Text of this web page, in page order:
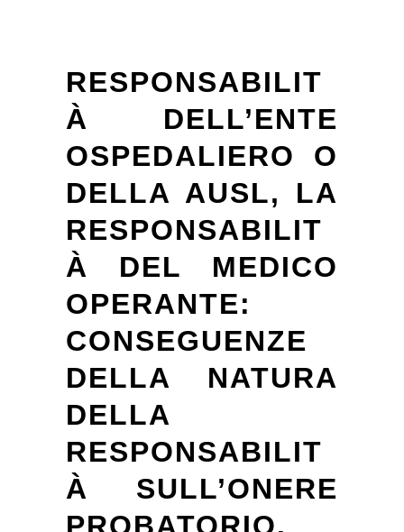
RESPONSABILIT
À DELL’ENTE
OSPEDALIERO O
DELLA AUSL,
LA
RESPONSABILIT
À DEL MEDICO
OPERANTE:
CONSEGUENZE
DELLA NATURA
DELLA
RESPONSABILIT
À SULL’ONERE